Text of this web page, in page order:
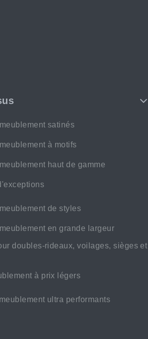
satinés
à motifs
haut de gamme
de styles
en grande largeur
doubles-rideaux, voilages, sièges et
à prix légers
ultra performants